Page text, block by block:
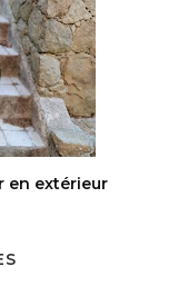
en extérieur